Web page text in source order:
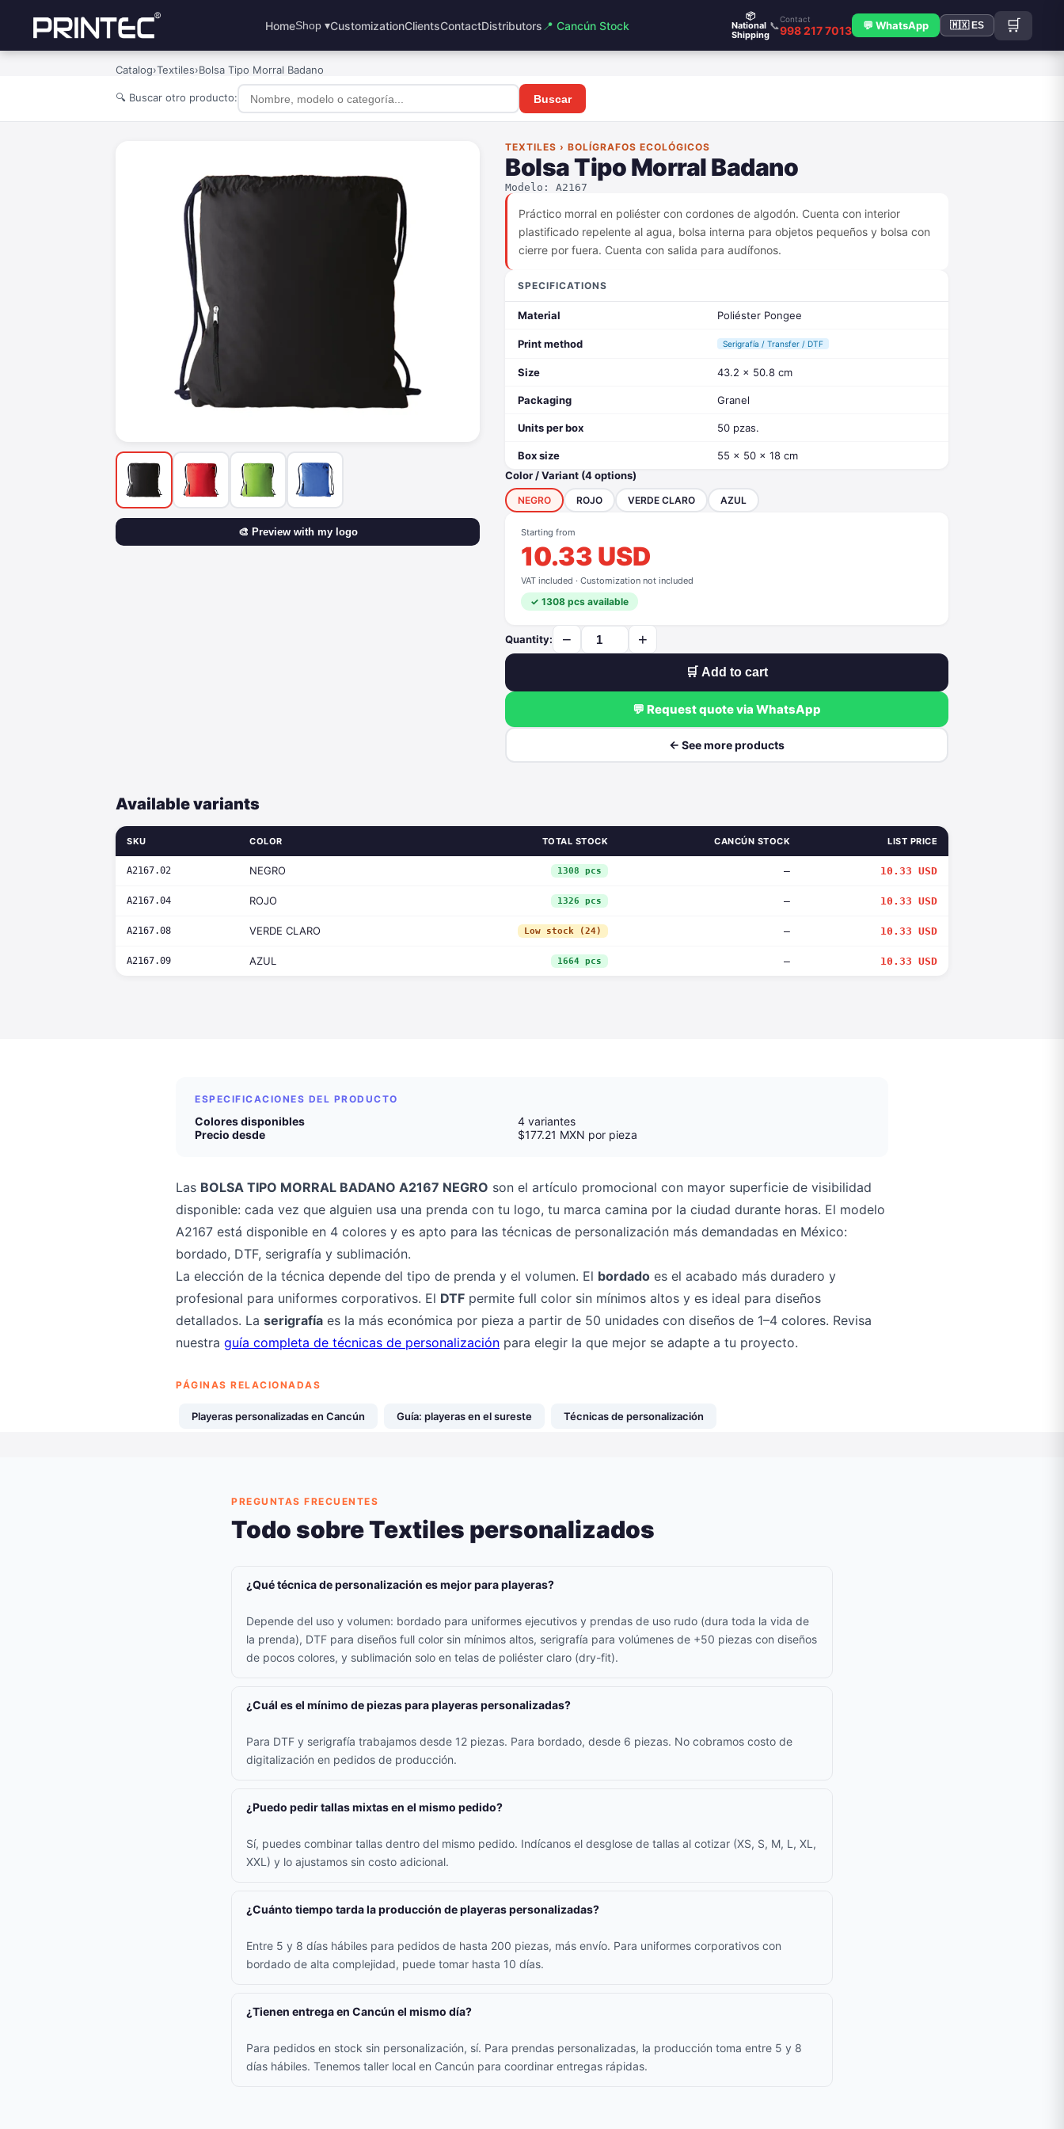
HomeShop ▾CustomizationClientsContactDistributors 📍 Cancún Stock
📦
National
Shipping
📞
Contact
998 217 7013 💬 WhatsApp 🇲🇽 ES 🛒
Catalog›Textiles›Bolsa Tipo Morral Badano
🔍 Buscar otro producto: Buscar
🎨 Preview with my logo
TEXTILES › BOLÍGRAFOS ECOLÓGICOS
Bolsa Tipo Morral Badano
Modelo: A2167
Práctico morral en poliéster con cordones de algodón. Cuenta con interior
plastificado repelente al agua, bolsa interna para objetos pequeños y bolsa con
cierre por fuera. Cuenta con salida para audífonos.
SPECIFICATIONS
Material Poliéster Pongee
Print method Serigrafía / Transfer / DTF
Size 43.2 x 50.8 cm
Packaging Granel
Units per box 50 pzas.
Box size
55 x 50 x 18 cm
Color / Variant (4 options)
NEGRO ROJO VERDE CLARO AZUL
Starting from
10.33 USD
VAT included · Customization not included
✓ 1308 pcs available
Quantity: − +
🛒 Add to cart
💬 Request quote via WhatsApp
← See more products
Available variants
SKU COLOR TOTAL STOCK CANCÚN STOCK LIST PRICE
A2167.02 NEGRO 1308 pcs — 10.33 USD
A2167.04 ROJO 1326 pcs — 10.33 USD
A2167.08 VERDE CLARO Low stock (24) — 10.33 USD
A2167.09 AZUL 1664 pcs — 10.33 USD
ESPECIFICACIONES DEL PRODUCTO
Colores disponibles
4 variantes
Precio desde
$177.21 MXN por pieza
Las BOLSA TIPO MORRAL BADANO A2167 NEGRO son el artículo promocional con mayor superficie de visibilidad
disponible: cada vez que alguien usa una prenda con tu logo, tu marca camina por la ciudad durante horas. El modelo
A2167 está disponible en 4 colores y es apto para las técnicas de personalización más demandadas en México:
bordado, DTF, serigrafía y sublimación.
La elección de la técnica depende del tipo de prenda y el volumen. El bordado es el acabado más duradero y
profesional para uniformes corporativos. El DTF permite full color sin mínimos altos y es ideal para diseños
detallados. La serigrafía es la más económica por pieza a partir de 50 unidades con diseños de 1–4 colores. Revisa
nuestra guía completa de técnicas de personalización para elegir la que mejor se adapte a tu proyecto.
PÁGINAS RELACIONADAS
Playeras personalizadas en Cancún Guía: playeras en el sureste Técnicas de personalización
PREGUNTAS FRECUENTES
Todo sobre Textiles personalizados
¿Qué técnica de personalización es mejor para playeras?
Depende del uso y volumen: bordado para uniformes ejecutivos y prendas de uso rudo (dura toda la vida de
la prenda), DTF para diseños full color sin mínimos altos, serigrafía para volúmenes de +50 piezas con diseños
de pocos colores, y sublimación solo en telas de poliéster claro (dry-fit).
¿Cuál es el mínimo de piezas para playeras personalizadas?
Para DTF y serigrafía trabajamos desde 12 piezas. Para bordado, desde 6 piezas. No cobramos costo de
digitalización en pedidos de producción.
¿Puedo pedir tallas mixtas en el mismo pedido?
Sí, puedes combinar tallas dentro del mismo pedido. Indícanos el desglose de tallas al cotizar (XS, S, M, L, XL,
XXL) y lo ajustamos sin costo adicional.
¿Cuánto tiempo tarda la producción de playeras personalizadas?
Entre 5 y 8 días hábiles para pedidos de hasta 200 piezas, más envío. Para uniformes corporativos con
bordado de alta complejidad, puede tomar hasta 10 días.
¿Tienen entrega en Cancún el mismo día?
Para pedidos en stock sin personalización, sí. Para prendas personalizadas, la producción toma entre 5 y 8
días hábiles. Tenemos taller local en Cancún para coordinar entregas rápidas.